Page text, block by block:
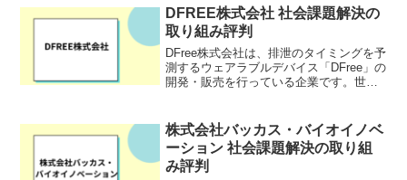
す。栄養改善のために必要な検査や解析
技術は、各種栄養素研究のエ...
DFREE株式会社 社会課題解決の
取り組み評判
DFree株式会社は、排泄のタイミングを予
測するウェアラブルデバイス「DFree」の
開発・販売を行っている企業です。世界
者向けのサービスに大きな変革を目指し
ています。H...
株式会社バッカス・バイオイノベ
ーション 社会課題解決の取り組
み評判